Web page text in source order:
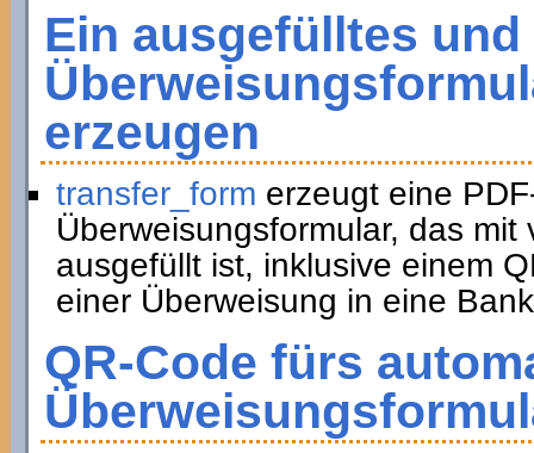
Ein ausgefülltes
erzeugen
transfer_form erzeugt eine
Überweisungsformular, das
ausgefüllt ist, inklusive einem
einer Überweisung in eine
QR-Code fürs